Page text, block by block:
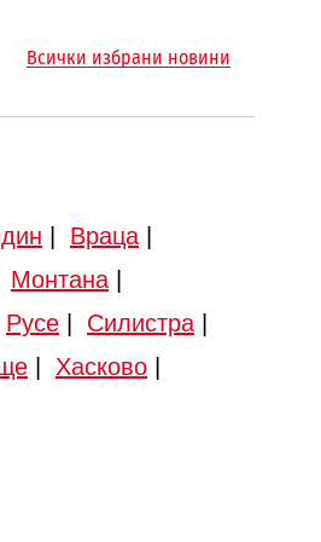
Всички избрани новини
Враца
Монтана
Русе Силистра
Хасково